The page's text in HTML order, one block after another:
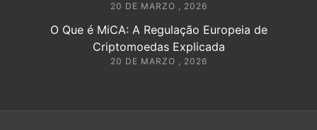
20 DE MARZO , 2026
O Que é MiCA: A Regulação Europeia de
Criptomoedas Explicada
20 DE MARZO , 2026